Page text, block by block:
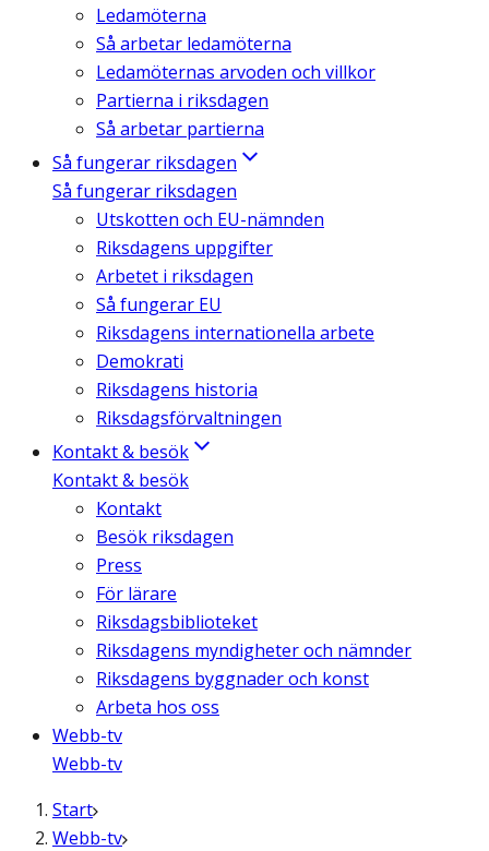
Ledamöterna
Så arbetar ledamöterna
Ledamöternas arvoden och villkor
Partierna i riksdagen
Så arbetar partierna
Så fungerar riksdagen
Så fungerar riksdagen
Utskotten och EU-nämnden
Riksdagens uppgifter
Arbetet i riksdagen
Så fungerar EU
Riksdagens internationella arbete
Demokrati
Riksdagens historia
Riksdagsförvaltningen
Kontakt & besök
Kontakt & besök
Kontakt
Besök riksdagen
Press
För lärare
Riksdagsbiblioteket
Riksdagens myndigheter och nämnder
Riksdagens byggnader och konst
Arbeta hos oss
Webb-tv
Webb-tv
Start
Webb-tv